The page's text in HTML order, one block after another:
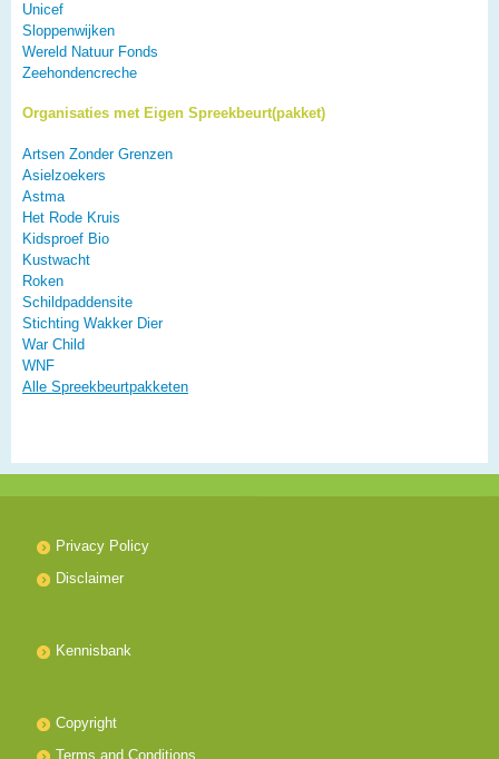
Unicef
Sloppenwijken
Wereld Natuur Fonds
Zeehondencreche
Organisaties met Eigen Spreekbeurt(pakket)
Artsen Zonder Grenzen
Asielzoekers
Astma
Het Rode Kruis
Kidsproef Bio
Kustwacht
Roken
Schildpaddensite
Stichting Wakker Dier
War Child
WNF
Alle Spreekbeurtpakketen
Privacy Policy
Disclaimer
Kennisbank
Copyright
Terms and Conditions